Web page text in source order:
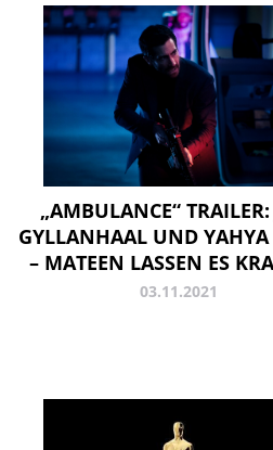
„AMBULANCE“ TRAILER:
GYLLANHAAL UND
– MATEEN LASSEN ES
03.11.2021